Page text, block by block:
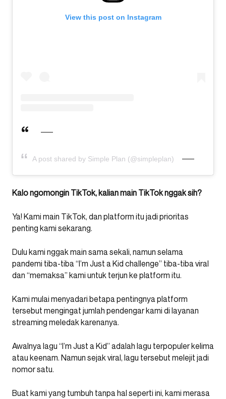
View this post on Instagram
A post shared by Simple Plan (@simpleplan)
Kalo ngomongin TikTok, kalian main TikTok nggak sih?
Ya! Kami main TikTok, dan platform itu jadi prioritas
penting kami sekarang.
Dulu kami nggak main sama sekali, namun selama
pandemi tiba-tiba “I’m Just a Kid challenge” tiba-tiba viral
dan “memaksa” kami untuk terjun ke platform itu.
Kami mulai menyadari betapa pentingnya platform
tersebut mengingat jumlah pendengar kami di layanan
streaming meledak karenanya.
Awalnya lagu “I’m Just a Kid” adalah lagu terpopuler kelima
atau keenam. Namun sejak viral, lagu tersebut melejit jadi
nomor satu.
Buat kami yang tumbuh tanpa hal seperti ini, kami merasa